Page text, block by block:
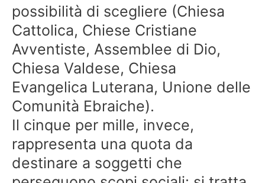
possibilità di scegliere (Chiesa
Cattolica, Chiese Cristiane
Avventiste, Assemblee di Dio,
Chiesa Valdese, Chiesa
Evangelica Luterana, Unione delle
Comunità Ebraiche).
Il cinque per mille, invece,
rappresenta una quota da
destinare a soggetti che